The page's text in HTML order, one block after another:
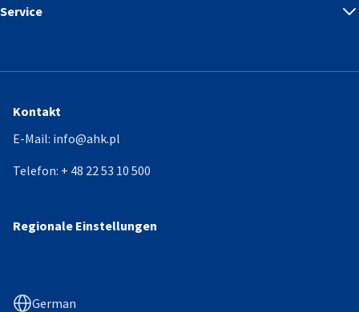
Service
Kontakt
E-Mail: info@ahk.pl
Telefon: + 48 22 53 10 500
Regionale Einstellungen
German